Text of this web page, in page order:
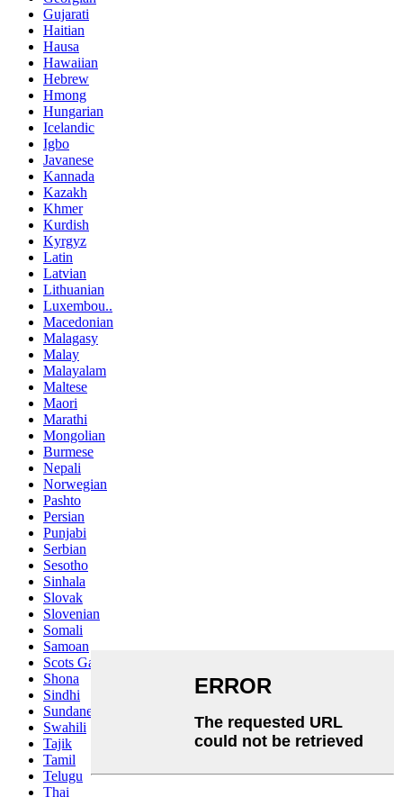
Gujarati
Haitian
Hausa
Hawaiian
Hebrew
Hmong
Hungarian
Icelandic
Igbo
Javanese
Kannada
Kazakh
Khmer
Kurdish
Kyrgyz
Latin
Latvian
Lithuanian
Luxembou..
Macedonian
Malagasy
Malay
Malayalam
Maltese
Maori
Marathi
Mongolian
Burmese
Nepali
Norwegian
Pashto
Persian
Punjabi
Serbian
Sesotho
Sinhala
Slovak
Slovenian
Somali
Samoan
Scots Gaelic
Shona
Sindhi
Sundanese
Swahili
Tajik
Tamil
Telugu
Thai